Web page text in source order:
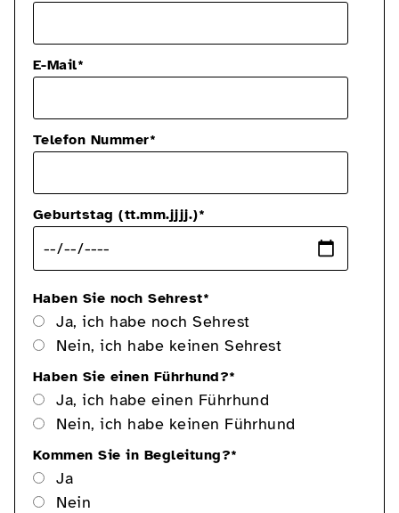
E-Mail*
Telefon Nummer*
Geburtstag (tt.mm.jjjj.)*
Haben Sie noch Sehrest*
Ja, ich habe noch Sehrest
Nein, ich habe keinen Sehrest
Haben Sie einen Führhund?*
Ja, ich habe einen Führhund
Nein, ich habe keinen Führhund
Kommen Sie in Begleitung?*
Ja
Nein